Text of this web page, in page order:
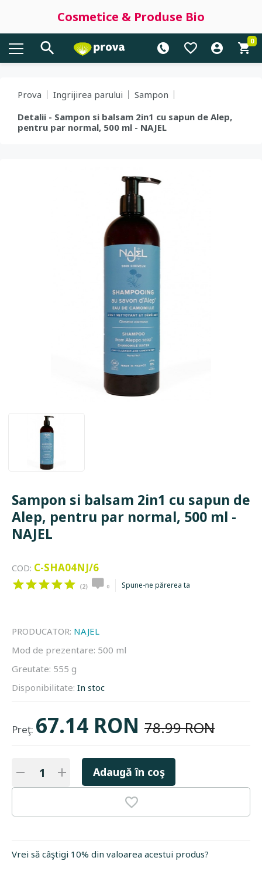
Cosmetice & Produse Bio
0
Prova Ingrijirea parului
Sampon
Detalii - Sampon si balsam 2in1 cu sapun de Alep,
pentru par normal, 500 ml - NAJEL
Sampon si balsam 2in1 cu sapun de
Alep, pentru par normal, 500 ml -
NAJEL
COD: C-SHA04NJ/6
(2) 0 Spune-ne părerea ta
PRODUCATOR: NAJEL
Mod de prezentare: 500 ml
Greutate: 555 g
Disponibilitate: In stoc
Preţ: 67.14 RON 78.99 RON
Adaugă în coş
Vrei să câştigi 10% din valoarea acestui produs?